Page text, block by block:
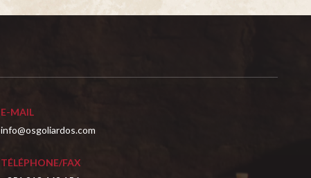
E-MAIL
info@osgoliardos.com
TÉLÉPHONE/FAX